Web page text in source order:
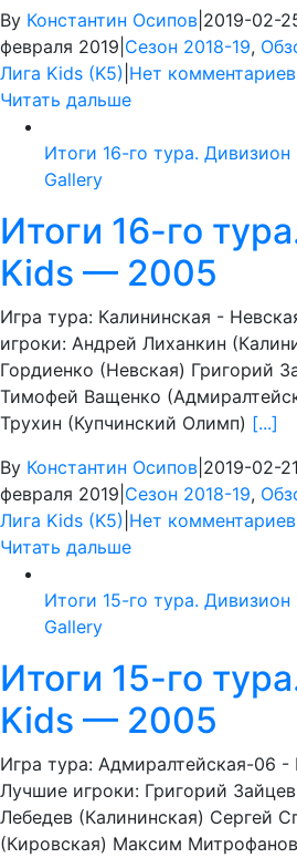
By Константин Осипов 2019-02-
февраля 2019 Сезон 2018-19,
Лига Kids (K5) Нет комментариев
Читать дальше
Итоги 16-го тура.
Gallery
Итоги 16-го
Kids — 2005
Игра тура: Калининская -
игроки: Андрей Лиханкин
Гордиенко (Невская) Григорий
Тимофей Ващенко
Трухин (Купчинский Олимп) [...]
By Константин Осипов 2019-02-
февраля 2019 Сезон 2018-19,
Лига Kids (K5) Нет комментариев
Читать дальше
Итоги 15-го тура.
Gallery
Итоги 15-го
Kids — 2005
Игра тура: Адмиралтейская-06 -
Лучшие игроки: Григорий
Лебедев (Калининская) Сергей
(Кировская) Максим